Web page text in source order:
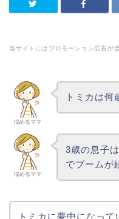
当サイトにはプロモーション広告が
悩めるママ
トミカは何
悩めるママ
3歳の息子
でブームが
トミカに夢中になっ